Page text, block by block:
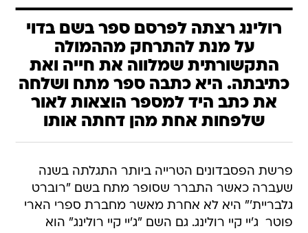
רולינג רצתה לפרסם ספר בשם בדוי
על מנת להתרחק מההמולה
התקשורתית שמלווה את חייה ואת
כתיבתה. היא כתבה ספר מתח ושלחה
את כתב היד למספר הוצאות לאור
שלפחות אחת מהן דחתה אותו
פרשת הפסבדונים הטרייה ביותר התגלתה בשנה
שעברה כאשר התברר שסופר מתח בשם "רוברט
גלבריית'" היא לא אחרת מאשר מחברת ספרי הארי
פוטר  ג'יי קיי רולינג. גם השם "ג'יי קיי רולינג" הוא